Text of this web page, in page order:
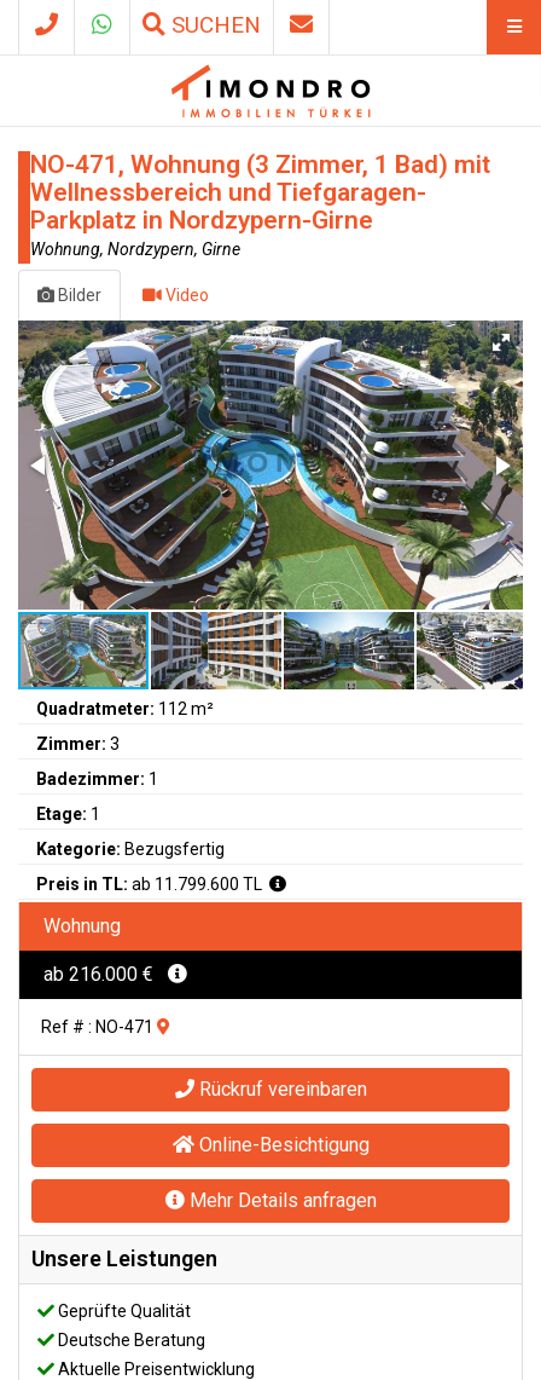
SUCHEN
NO-471, Wohnung (3 Zimmer, 1 Bad) mit
Wellnessbereich und Tiefgaragen-
Parkplatz in Nordzypern-Girne
Wohnung, Nordzypern, Girne
Bilder Video
Quadratmeter: 112 m²
Zimmer: 3
Badezimmer: 1
Etage: 1
Kategorie: Bezugsfertig
Preis in TL: ab 11.799.600 TL
Wohnung
ab 216.000 €
Ref # : NO-471
Rückruf vereinbaren
Online-Besichtigung
Mehr Details anfragen
Unsere Leistungen
Geprüfte Qualität
Deutsche Beratung
Aktuelle Preisentwicklung